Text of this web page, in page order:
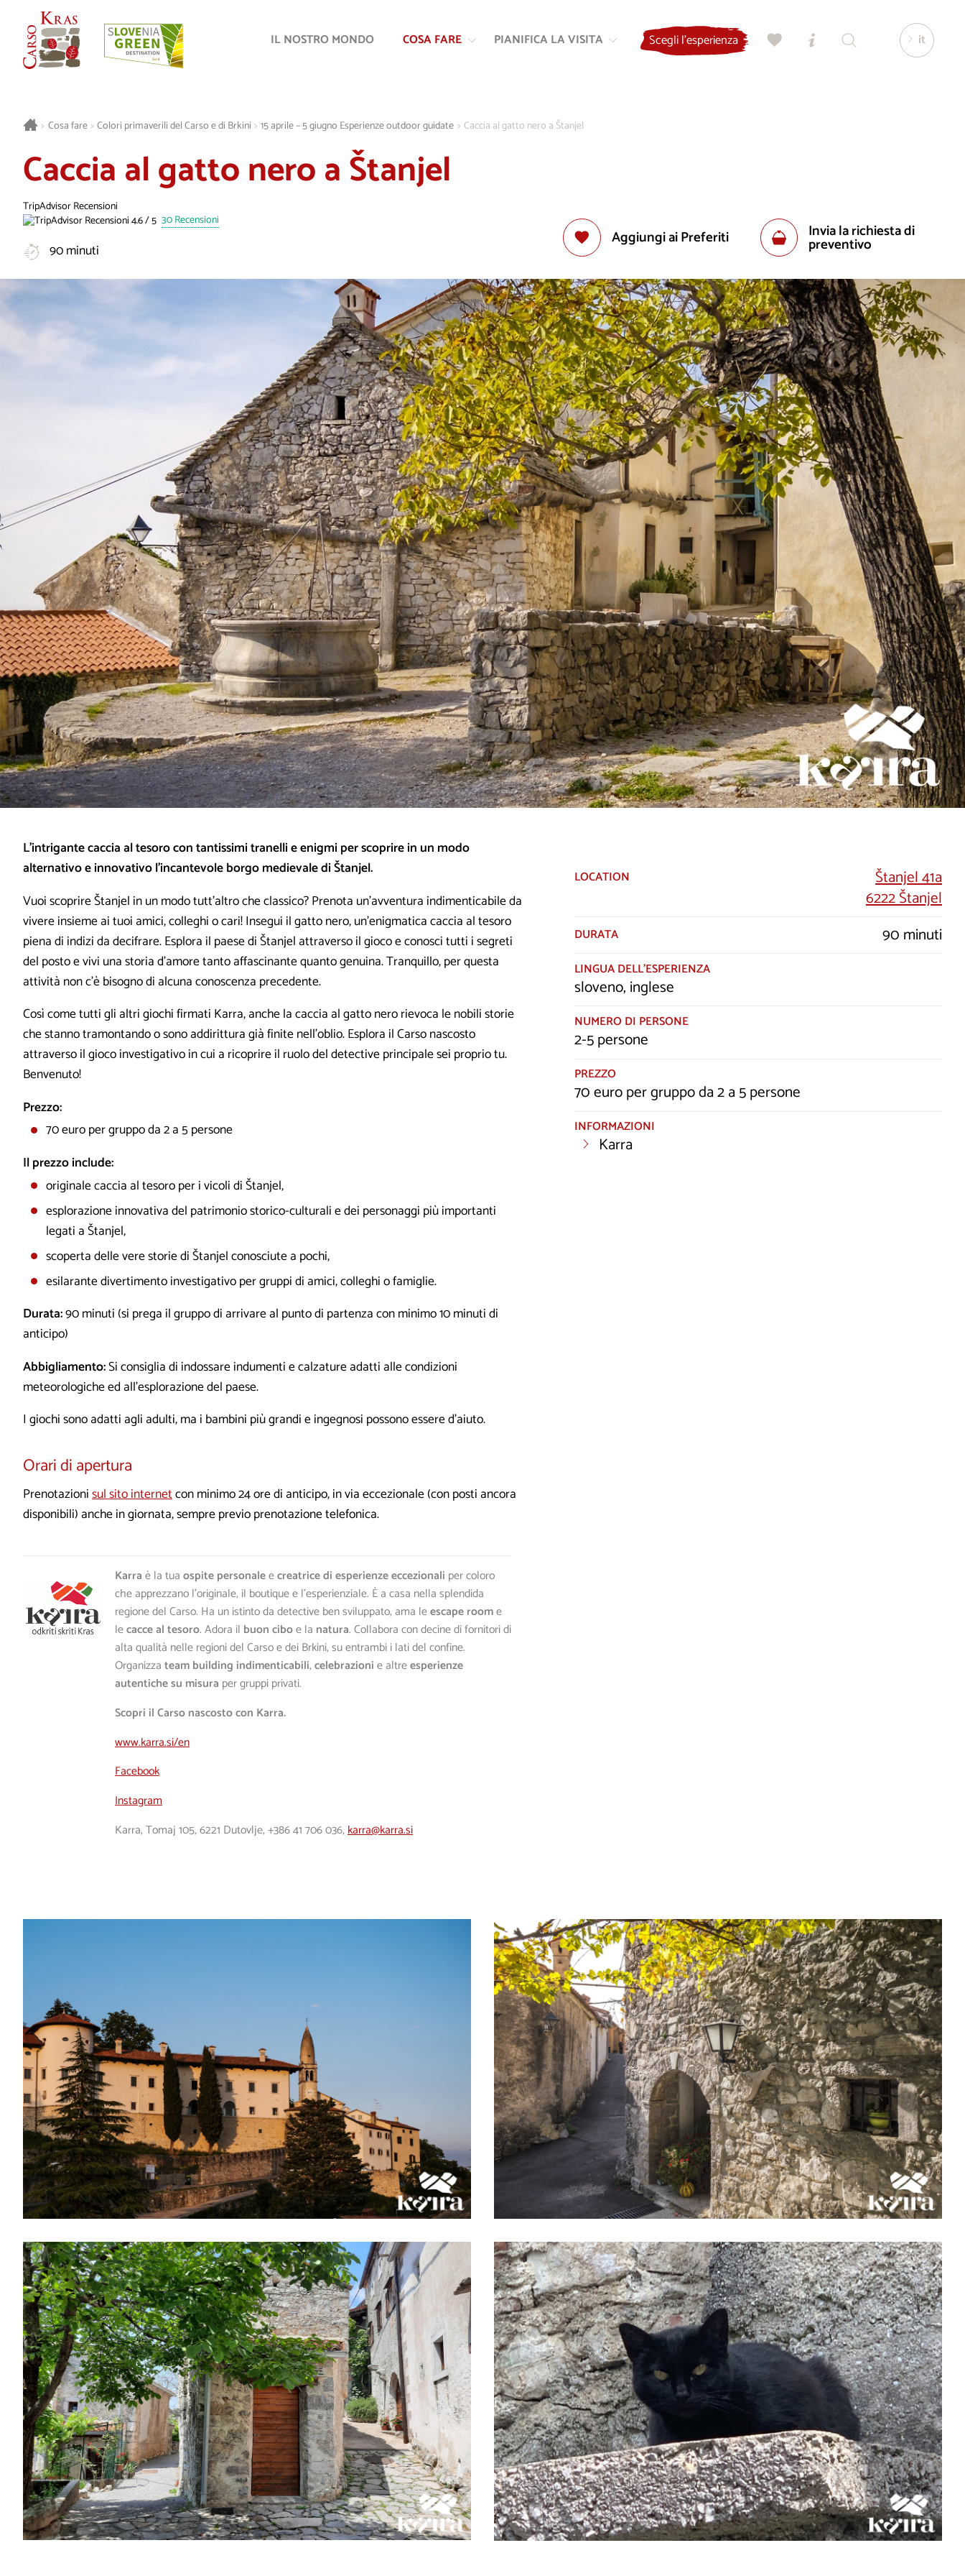
alla
IL NOSTRO MONDO COSA FARE PIANIFICA LA VISITA Scegli l'esperienza it
> Cosa fare > Colori primaverili del Carso e di Brkini > 15 aprile – 5 giugno Esperienze outdoor guidate > Caccia al gatto nero a Štanjel
Caccia al gatto nero a Štanjel
TripAdvisor Recensioni
30 Recensioni
90 minuti
Aggiungi ai Preferiti Invia la richiesta di
preventivo
L’intrigante caccia al tesoro con tantissimi tranelli e enigmi per scoprire in un modo
alternativo e innovativo l’incantevole borgo medievale di Štanjel.
Vuoi scoprire Štanjel in un modo tutt’altro che classico? Prenota un’avventura indimenticabile da
vivere insieme ai tuoi amici, colleghi o cari! Insegui il gatto nero, un’enigmatica caccia al tesoro
piena di indizi da decifrare. Esplora il paese di Štanjel attraverso il gioco e conosci tutti i segreti
del posto e vivi una storia d’amore tanto affascinante quanto genuina. Tranquillo, per questa
attività non c’è bisogno di alcuna conoscenza precedente.
Così come tutti gli altri giochi firmati Karra, anche la caccia al gatto nero rievoca le nobili storie
che stanno tramontando o sono addirittura già finite nell’oblio. Esplora il Carso nascosto
attraverso il gioco investigativo in cui a ricoprire il ruolo del detective principale sei proprio tu.
Benvenuto!
Prezzo:
70 euro per gruppo da 2 a 5 persone
Il prezzo include:
originale caccia al tesoro per i vicoli di Štanjel,
esplorazione innovativa del patrimonio storico-culturali e dei personaggi più importanti
legati a Štanjel,
scoperta delle vere storie di Štanjel conosciute a pochi,
esilarante divertimento investigativo per gruppi di amici, colleghi o famiglie.
Durata:90 minuti (si prega il gruppo di arrivare al punto di partenza con minimo 10 minuti di
anticipo)
Abbigliamento:Si consiglia di indossare indumenti e calzature adatti alle condizioni
meteorologiche ed all’esplorazione del paese.
I giochi sono adatti agli adulti, ma i bambini più grandi e ingegnosi possono essere d’aiuto.
Orari di apertura
Prenotazionisul sito internetcon minimo 24 ore di anticipo, in via eccezionale (con posti ancora
disponibili) anche in giornata, sempre previo prenotazione telefonica.
LOCATION
Štanjel 41a
6222 Štanjel
DURATA 90 minuti
LINGUA DELL’ESPERIENZA
sloveno, inglese
NUMERO DI PERSONE
2-5 persone
PREZZO
70 euro per gruppo da 2 a 5 persone
INFORMAZIONI
Karra
Karraè la tuaospite personaleecreatrice di esperienze eccezionali per coloro
che apprezzano l'originale, il boutique e l'esperienziale. È a casa nella splendida
regione del Carso. Ha un istinto da detective ben sviluppato, ama leescape roome
lecacce al tesoro. Adora il buon ciboe la natura. Collabora con decine di fornitori di
alta qualità nelle regioni del Carso e dei Brkini, su entrambi i lati del confine.
Organizzateam building indimenticabili,celebrazionie altreesperienze
autentiche su misura per gruppi privati.
Scopri il Carso nascosto con Karra.
www.karra.si/en
Facebook
Instagram
Karra, Tomaj 105, 6221 Dutovlje,+386 41 706 036,karra@karra.si